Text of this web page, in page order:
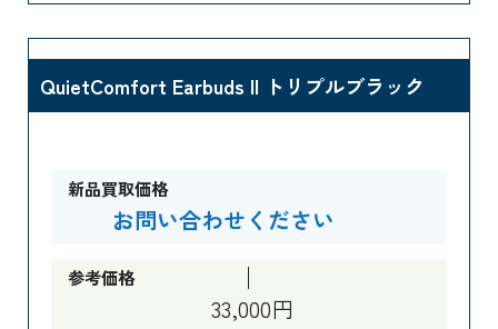
QuietComfort Earbuds II トリプルブラック
新品買取価格
お問い合わせください
参考価格
33,000円